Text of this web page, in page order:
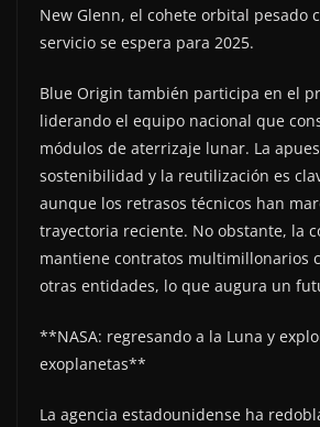
New Glenn, el cohete orbital pesado
servicio se espera para 2025.
Blue Origin también participa en el
liderando el equipo nacional que
módulos de aterrizaje lunar. La
sostenibilidad y la reutilización es
aunque los retrasos técnicos han
trayectoria reciente. No obstante, la
mantiene contratos multimillonarios
otras entidades, lo que augura un
**NASA: regresando a la Luna y
exoplanetas**
La agencia estadounidense ha